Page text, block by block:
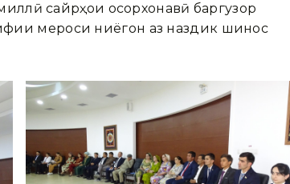
сайрҳои осорхонавӣ баргузор
мероси ниёгон аз наздик шинос